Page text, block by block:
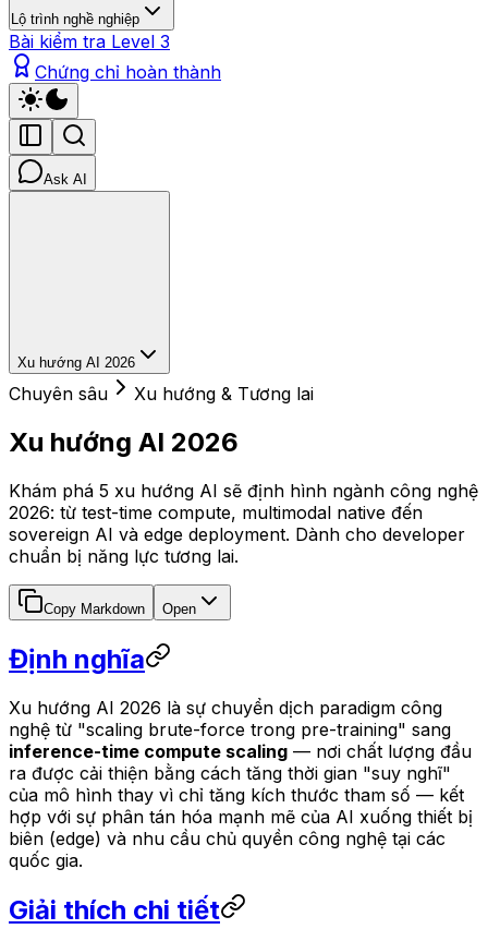
Lộ trình nghề nghiệp
Bài kiểm tra Level 3
Chứng chỉ hoàn thành
Ask AI
Xu hướng AI 2026
Chuyên sâu Xu hướng & Tương lai
Xu hướng AI 2026
Khám phá 5 xu hướng AI sẽ định hình ngành công nghệ
2026: từ test-time compute, multimodal native đến
sovereign AI và edge deployment. Dành cho developer
chuẩn bị năng lực tương lai.
Copy Markdown Open
Định nghĩa
Xu hướng AI 2026 là sự chuyển dịch paradigm công
nghệ từ "scaling brute-force trong pre-training" sang
inference-time compute scaling — nơi chất lượng đầu
ra được cải thiện bằng cách tăng thời gian "suy nghĩ"
của mô hình thay vì chỉ tăng kích thước tham số — kết
hợp với sự phân tán hóa mạnh mẽ của AI xuống thiết bị
biên (edge) và nhu cầu chủ quyền công nghệ tại các
quốc gia.
Giải thích chi tiết